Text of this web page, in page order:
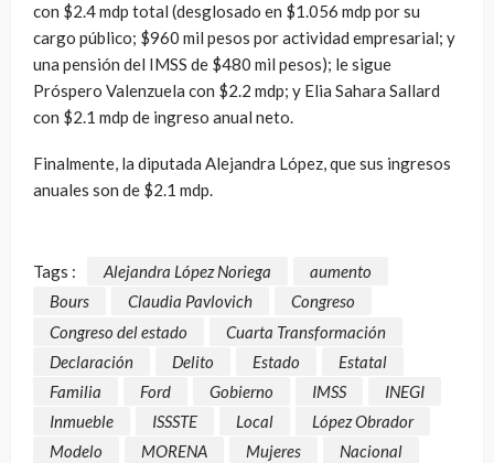
con $2.4 mdp total (desglosado en $1.056 mdp por su
cargo público; $960 mil pesos por actividad empresarial; y
una pensión del IMSS de $480 mil pesos); le sigue
Próspero Valenzuela con $2.2 mdp; y Elia Sahara Sallard
con $2.1 mdp de ingreso anual neto.
Finalmente, la diputada Alejandra López, que sus ingresos
anuales son de $2.1 mdp.
Tags : Alejandra López Noriega
aumento
Bours
Claudia Pavlovich
Congreso
Congreso del estado
Cuarta Transformación
Declaración
Delito Estado
Estatal
Familia
Ford Gobierno IMSS
INEGI
Inmueble
ISSSTE Local
López Obrador
Modelo
MORENA Mujeres
Nacional